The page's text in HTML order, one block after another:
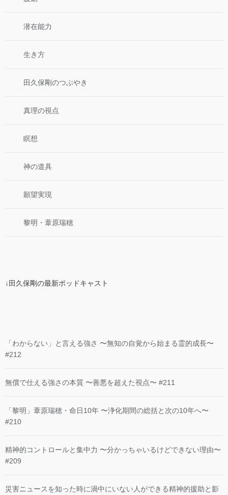
潜在能力
生き方
田久保剛のつぶやき
真理の視点
瞑想
神の道具
願望実現
黎明・葦原瑞穂
↓田久保剛の最新ポッドキャスト
「わからない」と言える強さ 〜無知の自覚から始まる霊的成長〜
#212
無償で仕える強さの本質 〜善悪を超えた視点〜 #211
「黎明」葦原瑞穂・命日10年 〜浄化期間の総括と次の10年へ〜
#210
精神的コントロールと集中力 〜分かっちゃいるけどできない理由〜
#209
災害ニュースを知った時に渦中にいない人ができる精神的援助と影